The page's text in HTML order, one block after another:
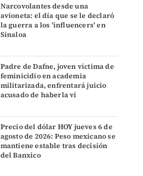
Narcovolantes desde una
avioneta: el día que se le declaró
la guerra a los 'influencers' en
Sinaloa
Padre de Dafne, joven víctima de
feminicidio en academia
militarizada, enfrentará juicio
acusado de haberla vi
Precio del dólar HOY jueves 6 de
agosto de 2026: Peso mexicano se
mantiene estable tras decisión
del Banxico